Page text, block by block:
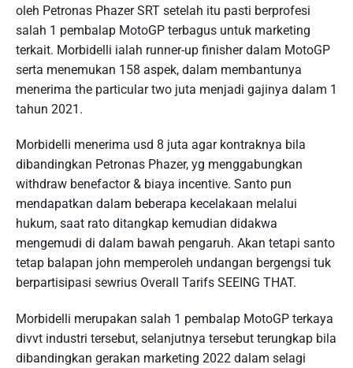
oleh Petronas Phazer SRT setelah itu pasti berprofesi
salah 1 pembalap MotoGP terbagus untuk marketing
terkait. Morbidelli ialah runner-up finisher dalam MotoGP
serta menemukan 158 aspek, dalam membantunya
menerima the particular two juta menjadi gajinya dalam 1
tahun 2021.
Morbidelli menerima usd 8 juta agar kontraknya bila
dibandingkan Petronas Phazer, yg menggabungkan
withdraw benefactor & biaya incentive. Santo pun
mendapatkan dalam beberapa kecelakaan melalui
hukum, saat rato ditangkap kemudian didakwa
mengemudi di dalam bawah pengaruh. Akan tetapi santo
tetap balapan john memperoleh undangan bergengsi tuk
berpartisipasi sewrius Overall Tarifs SEEING THAT.
Morbidelli merupakan salah 1 pembalap MotoGP terkaya
divvt industri tersebut, selanjutnya tersebut terungkap bila
dibandingkan gerakan marketing 2022 dalam selagi